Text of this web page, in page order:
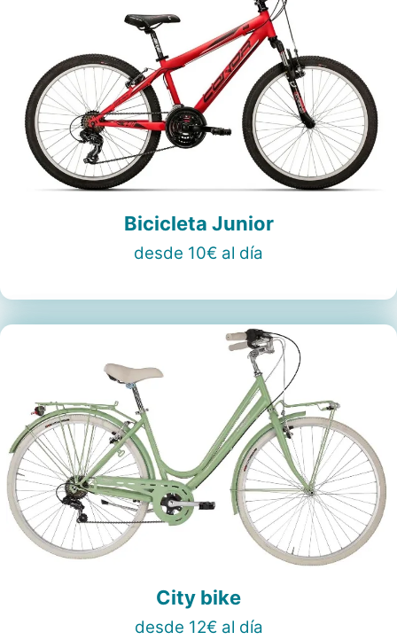
Bicicleta Junior
desde 10€ al día
City bike
desde 12€ al día